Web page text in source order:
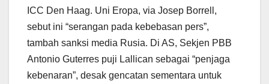
ICC Den Haag. Uni Eropa, via Josep Borrell,
sebut ini “serangan pada kebebasan pers”,
tambah sanksi media Rusia. Di AS, Sekjen PBB
Antonio Guterres puji Lallican sebagai “penjaga
kebenaran”, desak gencatan sementara untuk